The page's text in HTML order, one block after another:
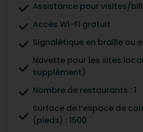
Assistance pour visites/
Accès Wi-Fi gratuit
Signalétique en braille ou
Navette pour les sites
supplément)
Nombre de restaurants : 1
Surface de l’espace de
(pieds) : 1500